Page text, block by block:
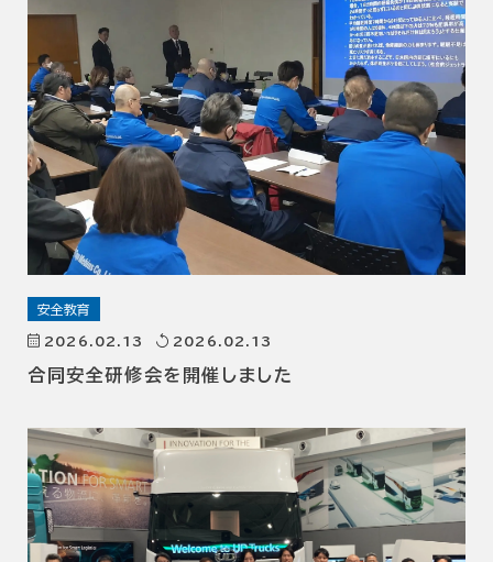
安全教育
2026.02.13 2026.02.13
合同安全研修会を開催しました